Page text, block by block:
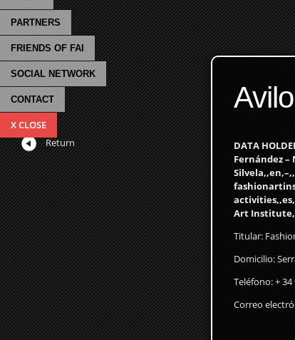
PARTNERS
FRIENDS OF FAI
SOCIAL NETWORK
CONTACT
X CLOSE
Return
DATA
Fernández –
Art
Titular:
Domicilio:
Teléfono: + 34
Correo